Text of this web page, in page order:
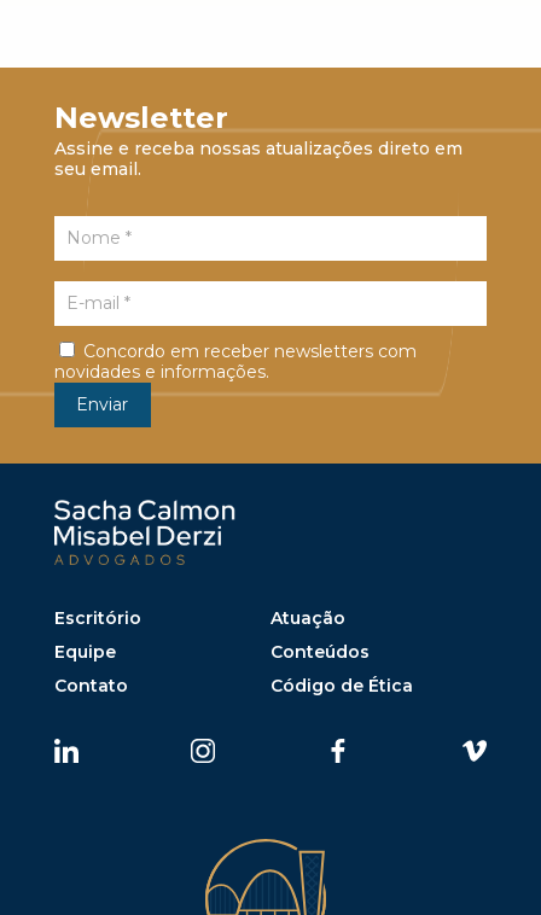
Newsletter
Assine e receba nossas atualizações direto em
seu email.
Concordo em receber newsletters com
novidades e informações.
Escritório
Atuação
Equipe
Conteúdos
Contato
Código de Ética